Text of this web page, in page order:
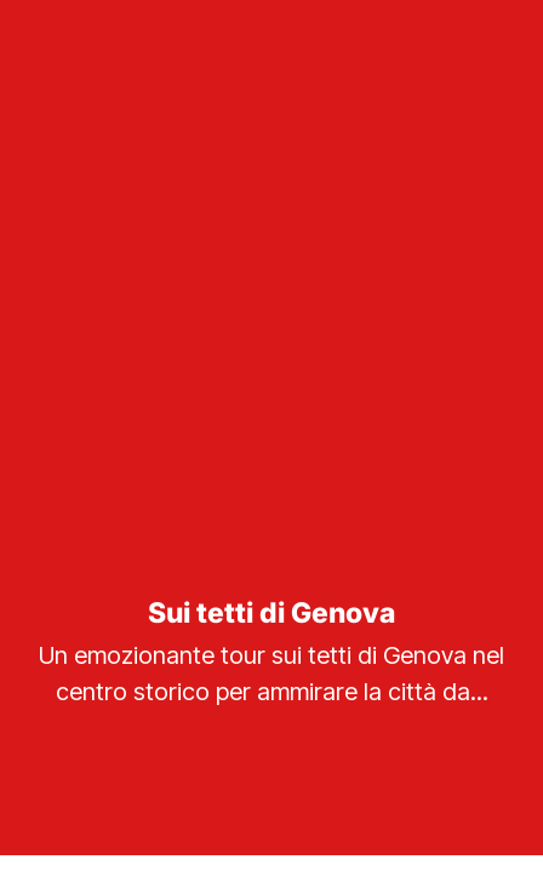
Sui tetti di Genova
Un emozionante tour sui tetti di Genova nel
centro storico per ammirare la città da...